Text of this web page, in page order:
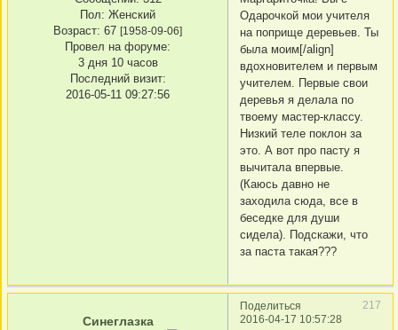
Пол: Женский
Возраст: 67 [1958-09-06]
Провел на форуме:
3 дня 10 часов
Последний визит:
2016-05-11 09:27:56
Одарочкой мои учителя
на поприще деревьев. Ты
была моим[/align]
вдохновителем и первым
учителем. Первые свои
деревья я делала по
твоему мастер-классу.
Низкий теле поклон за
это. А вот про пасту я
вычитала впервые.
(Каюсь давно не
заходила сюда, все в
беседке для души
сидела). Подскажи, что
за паста такая???
Поделиться
217
2016-04-17 10:57:28
Синеглазка